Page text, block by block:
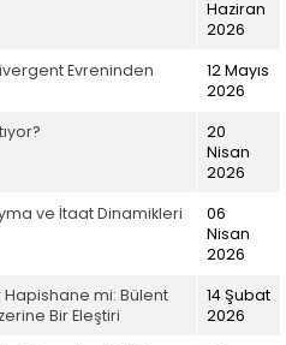
Haziran
2026
Evreninden
12 Mayıs
2026
20
Nisan
2026
ve İtaat Dinamikleri
06
Nisan
2026
Hapishane mi: Bülent
Bir Eleştiri
14 Şubat
2026